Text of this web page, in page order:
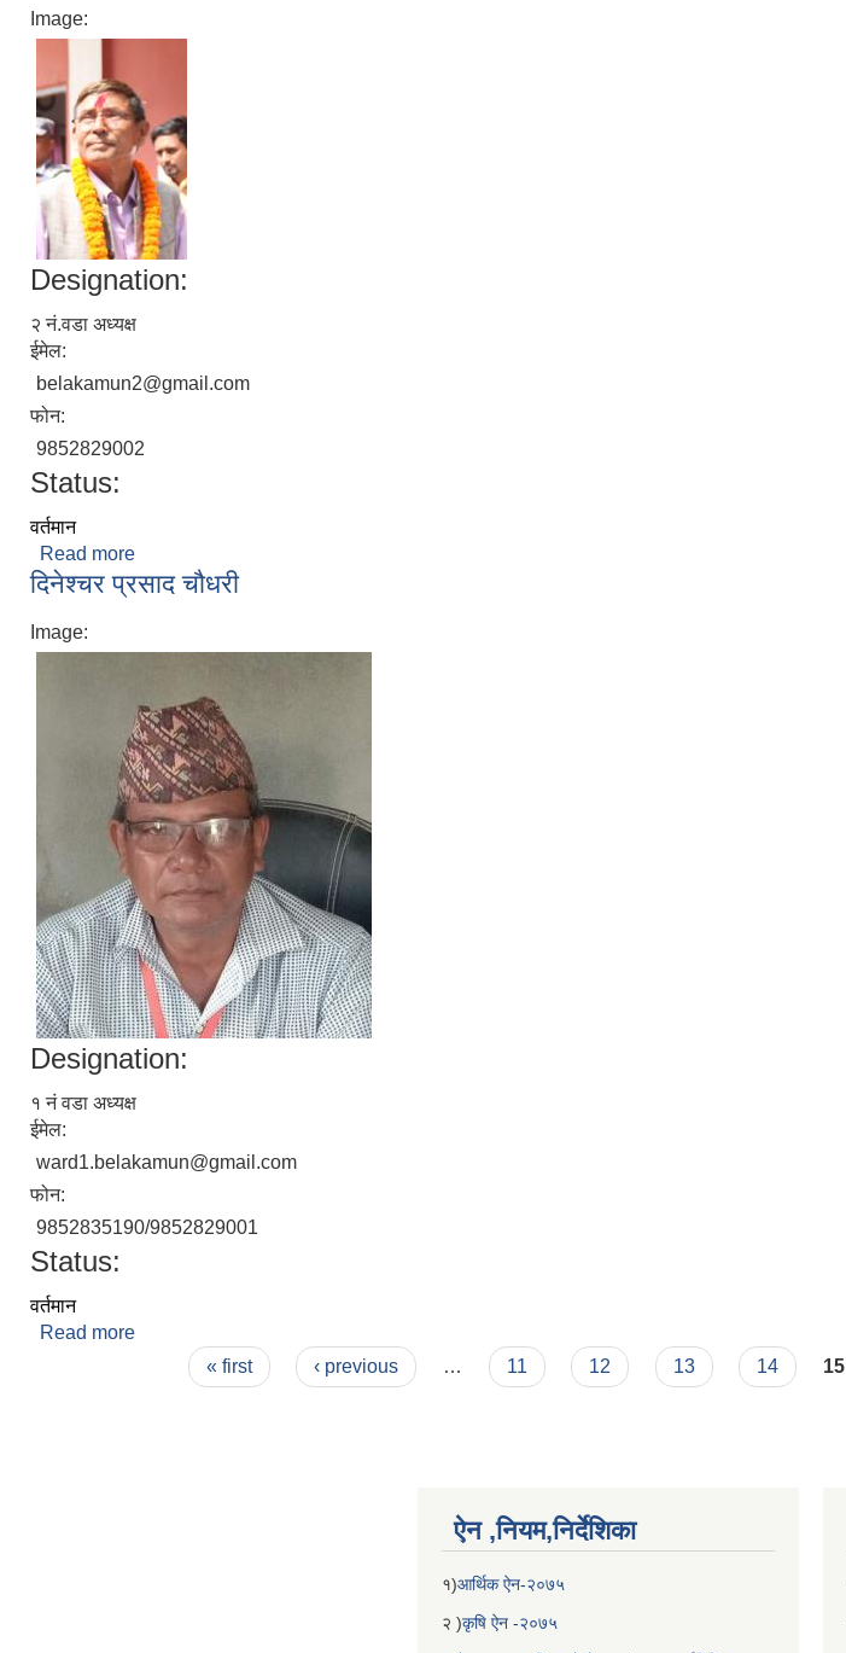
Image:
Designation:
२ नं.वडा अध्यक्ष
ईमेल:
belakamun2@gmail.com
फोन:
9852829002
Status:
वर्तमान
Read more
दिनेश्चर प्रसाद चौधरी
Image:
Designation:
१ नं वडा अध्यक्ष
ईमेल:
ward1.belakamun@gmail.com
फोन:
9852835190/9852829001
Status:
वर्तमान
Read more
« first ‹ previous … 11 12 13 14 15
ऐन ,नियम,निर्देशिका
१)आर्थिक ऐन-२०७५
२ )कृषि ऐन -२०७५